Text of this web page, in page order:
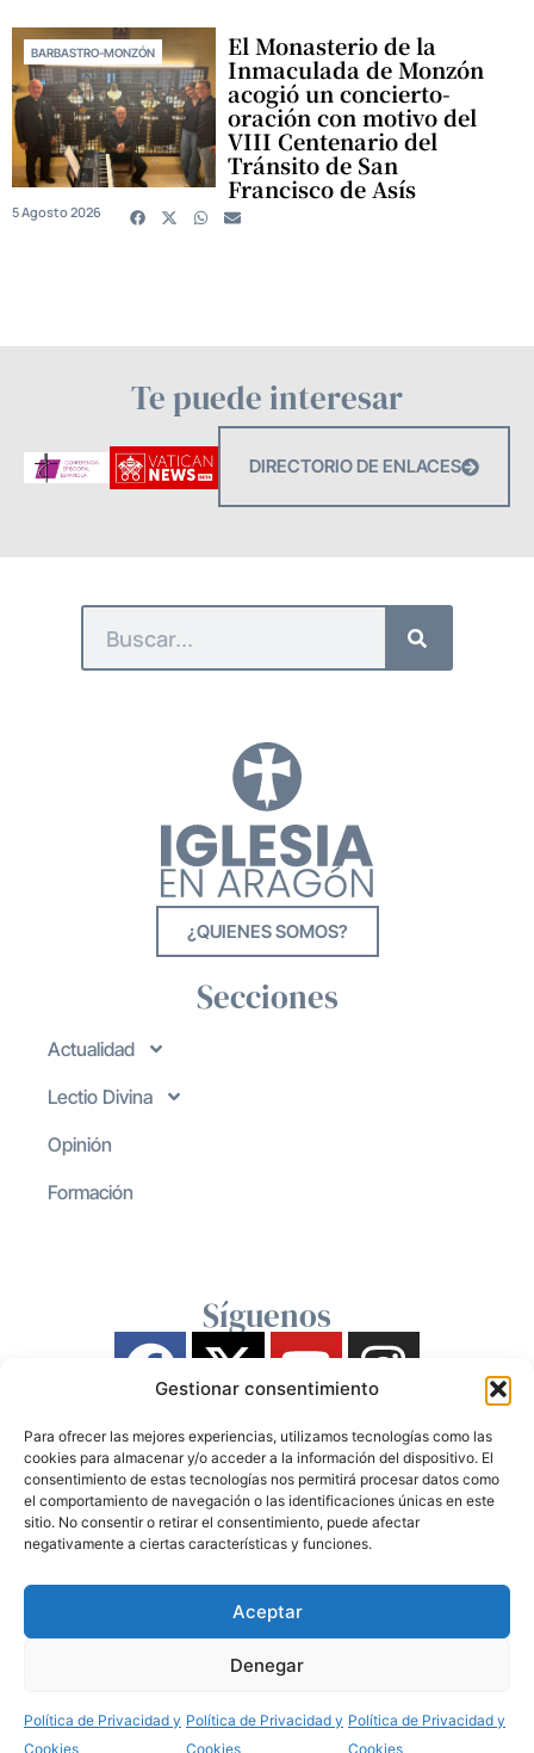
Gestionar consentimiento
Para ofrecer las mejores experiencias, utilizamos tecnologías como las
cookies para almacenar y/o acceder a la información del dispositivo. El
consentimiento de estas tecnologías nos permitirá procesar datos como
el comportamiento de navegación o las identificaciones únicas en este
sitio. No consentir o retirar el consentimiento, puede afectar
negativamente a ciertas características y funciones.
Aceptar
Denegar
Política de Privacidad y
Cookies
Política de Privacidad y
Cookies
Política de Privacidad y
Cookies
BARBASTRO-MONZÓN El Monasterio de la
Inmaculada de Monzón
acogió un concierto-
oración con motivo del
VIII Centenario del
Tránsito de San
Francisco de Asís
5 Agosto 2026
Te puede interesar
DIRECTORIO DE ENLACES
¿QUIENES SOMOS?
Secciones
Actualidad
Lectio Divina
Opinión
Formación
Síguenos